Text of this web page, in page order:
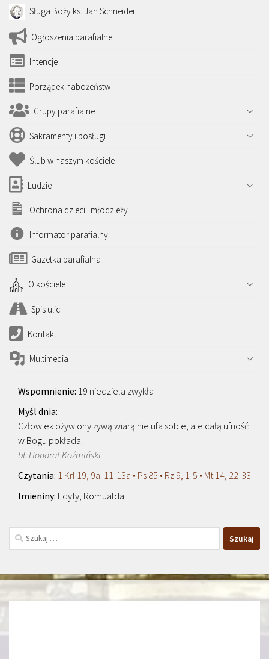
Sługa Boży ks. Jan Schneider
Ogłoszenia parafialne
Intencje
Porządek nabożeństw
Grupy parafialne
Sakramenty i posługi
Ślub w naszym kościele
Ludzie
Ochrona dzieci i młodzieży
Informator parafialny
Gazetka parafialna
O kościele
Spis ulic
Kontakt
Multimedia
19 niedziela zwykła
Człowiek ożywiony żywą wiarą nie ufa sobie, ale całą ufność
w Bogu pokłada.
bł. Honorat Koźmiński
1 Krl 19, 9a. 11-13a • Ps 85 • Rz 9, 1-5 • Mt 14, 22-33
Edyty, Romualda
Szukaj: